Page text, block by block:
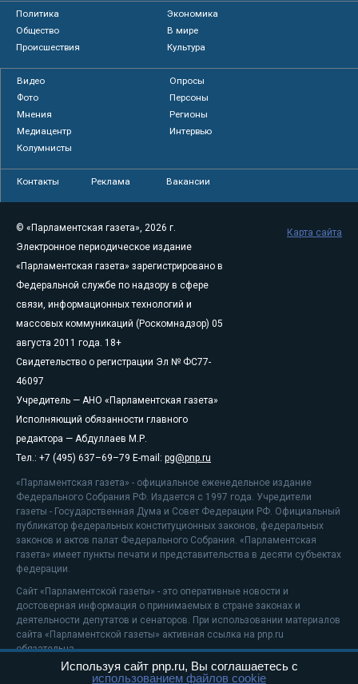
Политика
Экономика
Общество
В мире
Происшествия
Культура
Видео
Опросы
Фото
Персоны
Мнения
Регионы
Медиацентр
Интервью
Колумнисты
Контакты Реклама Вакансии
© «Парламентская газета», 2026 г.
Электронное периодическое издание
«Парламентская газета» зарегистрировано в
Федеральной службе по надзору в сфере
связи, информационных технологий и
массовых коммуникаций (Роскомнадзор) 05
августа 2011 года. 18+
Свидетельство о регистрации Эл № ФС77-
46097
Учредитель — АНО «Парламентская газета»
Исполняющий обязанности главного
редактора — Абдуллаев М.Р.
Тел.: +7 (495) 637–69–79 E-mail: pg@pnp.ru
«Парламентская газета» - официальное еженедельное издание
Федерального Собрания РФ. Издается с 1997 года. Учредители
газеты - Государственная Дума и Совет Федерации РФ. Официальный
публикатор федеральных конституционных законов, федеральных
законов и актов палат Федерального Собрания. «Парламентская
газета» имеет пункты печати и представительства в десяти субъектах
федерации.
Сайт «Парламентской газеты» - это оперативные новости и
достоверная информация о принимаемых в стране законах и
деятельности депутатов и сенаторов. При использовании материалов
сайта «Парламентской газеты» активная ссылка на pnp.ru
обязательна.
На информационном ресурсе применяютсярекомендательные
Карта сайта
Используя сайт pnp.ru, Вы соглашаетесь с
использованием файлов cookie